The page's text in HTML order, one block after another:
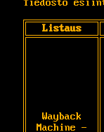
Tiedosto
Listaus
Wayback
Machine -